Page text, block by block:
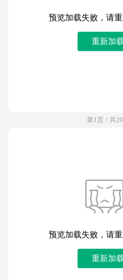
预览加载失败，请
重新加
第1页 / 共
预览加载失败，请
重新加